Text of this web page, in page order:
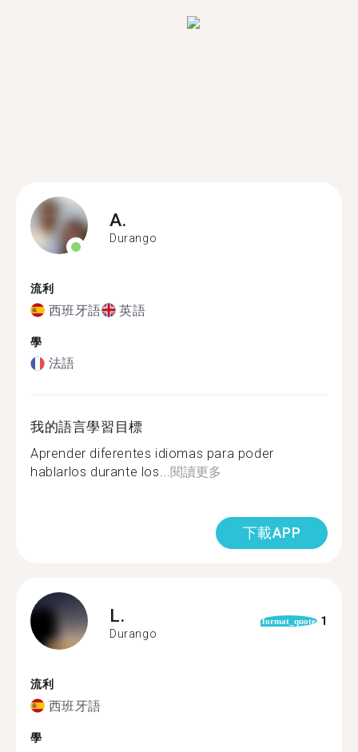
A.
Durango
流利
西班牙語 英語
學
法語
我的語言學習目標
Aprender diferentes idiomas para poder
hablarlos durante los...閱讀更多
下載APP
L.
Durango
format_quote 1
流利
西班牙語
學